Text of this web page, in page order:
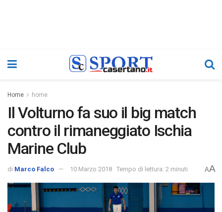
Home home
Il Volturno fa suo il big match
contro il rimaneggiato Ischia
Marine Club
di Marco Falco 10 Marzo 2018 Tempo di lettura: 2 minuti AA